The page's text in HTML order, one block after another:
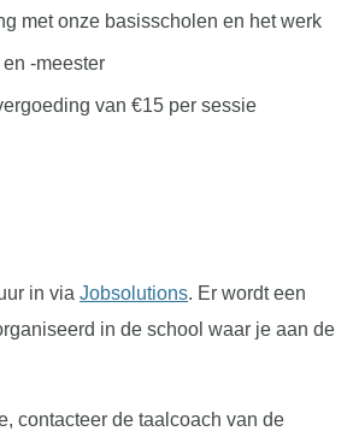
met onze basisscholen en het werk
-meester
van €15 per sessie
in via Jobsolutions. Er wordt een
in de school waar je aan de
contacteer de taalcoach van de